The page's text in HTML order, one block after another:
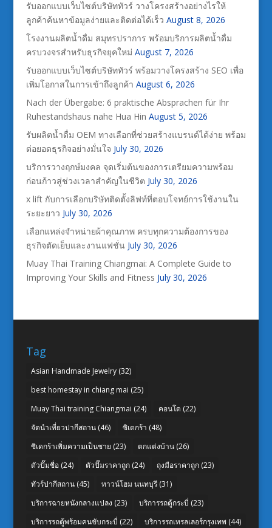
รับออกแบบเว็บไซต์บริษัททัวร์ วางโครงสร้างอย่างไรให้
ลูกค้าค้นหาข้อมูลง่ายและติดต่อได้เร็ว August 8, 2026
โรงงานผลิตน้ำดื่ม สมุทรปราการ พร้อมบริการผลิตน้ำดื่ม
ครบวงจรสำหรับธุรกิจยุคใหม่ August 7, 2026
รับออกแบบเว็บไซต์บริษัททัวร์ พร้อมวางโครงสร้าง SEO เพื่อ
เพิ่มโอกาสในการเข้าถึงลูกค้า August 6, 2026
Nach der Übergabe: 6 praktische Absprachen für Ihr
Ruhestandshaus nahe Hua Hin August 5, 2026
รับผลิตน้ำดื่ม OEM ทางเลือกที่ช่วยสร้างแบรนด์ได้ง่าย พร้อม
ต่อยอดธุรกิจอย่างมั่นใจ July 30, 2026
บริการวางฤกษ์มงคล จุดเริ่มต้นของการเตรียมความพร้อม
ก่อนก้าวสู่ช่วงเวลาสำคัญในชีวิต July 30, 2026
x lift กับการเลือกบริษัทติดตั้งลิฟท์ที่ตอบโจทย์การใช้งานใน
ระยะยาว July 30, 2026
เลือกแหล่งจำหน่ายผ้าคุณภาพ ครบทุกความต้องการของ
ธุรกิจตัดเย็บและงานแฟชั่น July 30, 2026
Muay Thai Training Chiangmai: A Complete Guide to
Improving Your Skills and Fitness July 30, 2026
Tag
Asian Handmade Jewelry(32)
best homestay in chiang mai (25)
Muay Thai training Chiangmai (24) คอนโด (22)
จัดนำเที่ยวปากีสถาน(46) ซิเดกร้า (48)
ซิเดกร้าเพิ่มความเป็นชาย (23) ตกแต่งบ้าน(26)
ตัวปั๊มชื่อ(24) ตัวปั๊มราคาถูก(24) ถุงมือราคาถูก(23)
ทัวร์ปากีสถาน(45) ทาวน์โฮม นนทบุรี(31)
บริการฉายหนังกลางแปลง (23) บริการรถตู้กระบี่ (23)
บริการรถตู้พร้อมคนขับกระบี่ (22) บริการรถเทรลเลอร์กรุงเทพ (44)